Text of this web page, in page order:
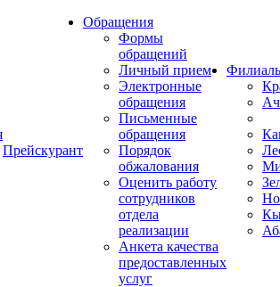
Прейскурант
Обращения
Формы
обращений
Личный прием
Электронные
обращения
Письменные
обращения
Порядок
обжалования
Оценить работу
сотрудников
отдела
реализации
Анкета качества
предоставленных
услуг